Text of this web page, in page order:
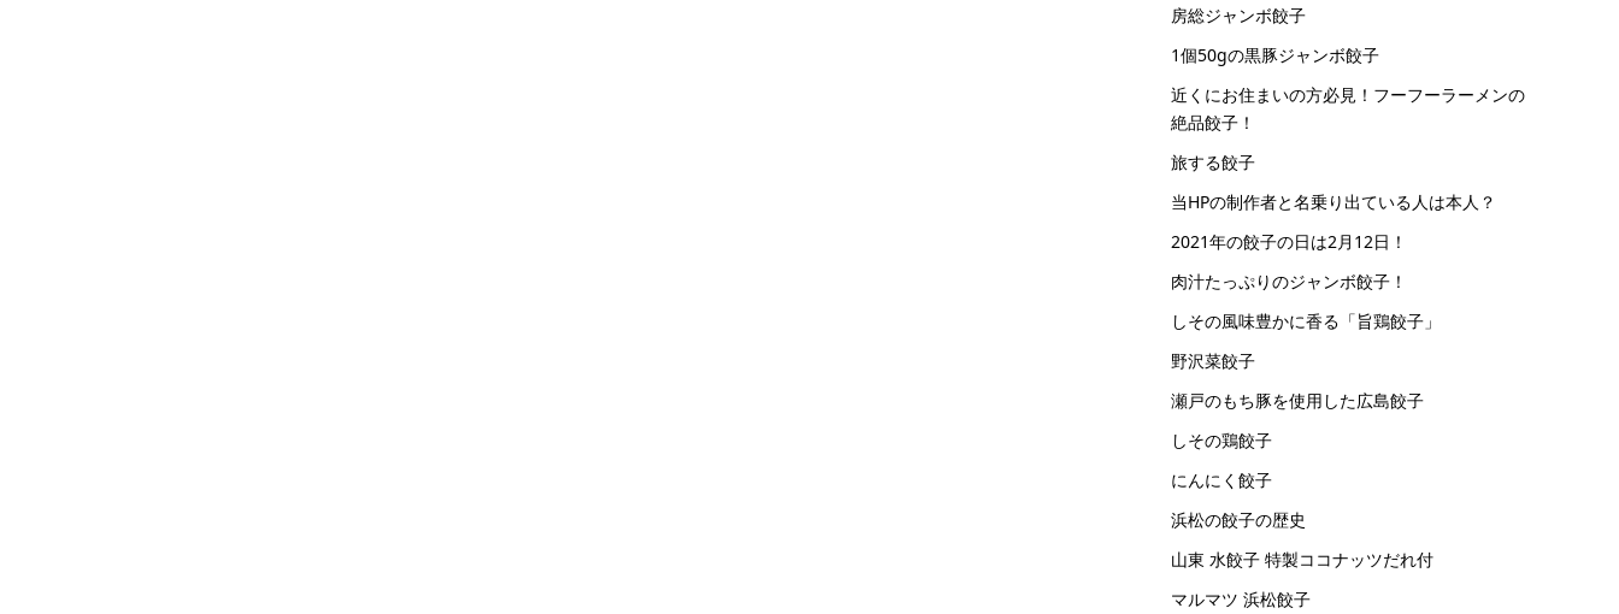
房総ジャンボ餃子
1個50gの黒豚ジャンボ餃子
近くにお住まいの方必見！フーフーラーメンの
絶品餃子！
旅する餃子
当HPの制作者と名乗り出ている人は本人？
2021年の餃子の日は2月12日！
肉汁たっぷりのジャンボ餃子！
しその風味豊かに香る「旨鶏餃子」
野沢菜餃子
瀬戸のもち豚を使用した広島餃子
しその鶏餃子
にんにく餃子
浜松の餃子の歴史
山東 水餃子 特製ココナッツだれ付
マルマツ 浜松餃子